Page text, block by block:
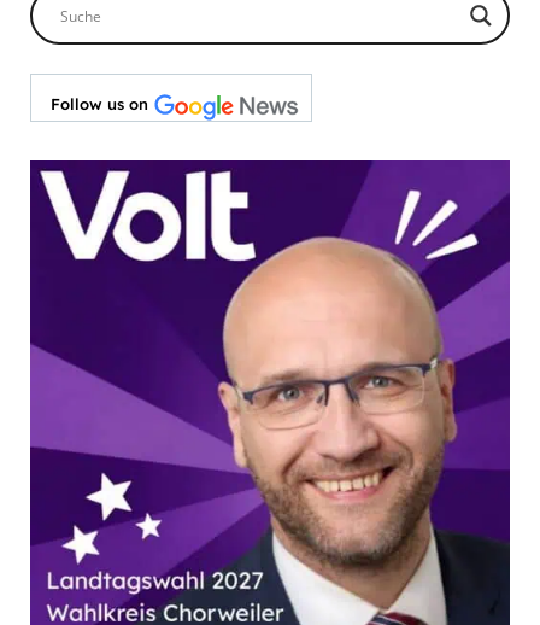
Follow us on